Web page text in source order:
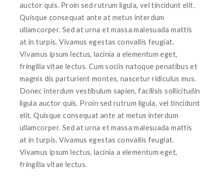
auctor quis. Proin sed rutrum ligula, vel tincidunt elit.
Quisque consequat ante at metus interdum
ullamcorper. Sed at urna et massa malesuada mattis
at in turpis. Vivamus egestas convallis feugiat.
Vivamus ipsum lectus, lacinia a elementum eget,
fringilla vitae lectus. Cum sociis natoque penatibus et
magnis dis parturient montes, nascetur ridiculus mus.
Donec interdum vestibulum sapien, facilisis sollicitudin
ligula auctor quis. Proin sed rutrum ligula, vel tincidunt
elit. Quisque consequat ante at metus interdum
ullamcorper. Sed at urna et massa malesuada mattis
at in turpis. Vivamus egestas convallis feugiat.
Vivamus ipsum lectus, lacinia a elementum eget,
fringilla vitae lectus.